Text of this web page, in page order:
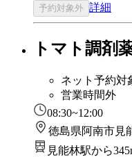
予約対象外 詳細
トマト調剤
ネット予約対
営業時間外
08:30~12:00
徳島県阿南市見
見能林駅から